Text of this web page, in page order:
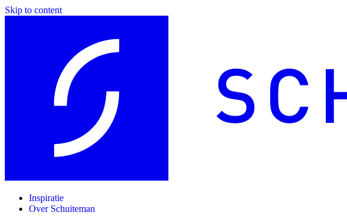
Skip to content
Inspiratie
Over Schuiteman